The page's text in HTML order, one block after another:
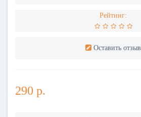
Рейтинг:
Оставить отзыв
290 р.